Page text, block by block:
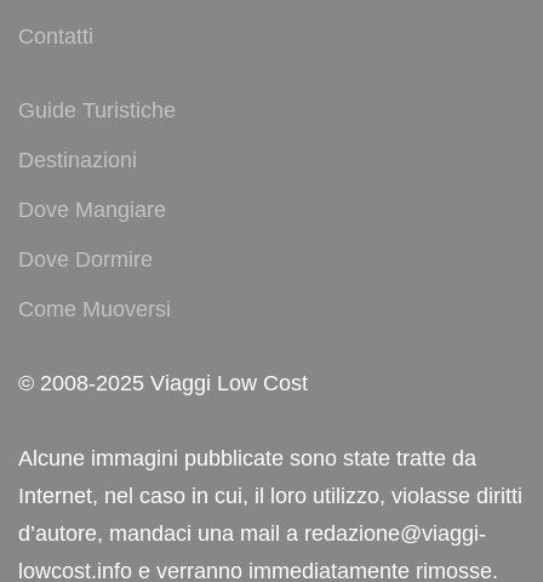
Contatti
Guide Turistiche
Destinazioni
Dove Mangiare
Dove Dormire
Come Muoversi
© 2008-2025 Viaggi Low Cost
Alcune immagini pubblicate sono state tratte da
Internet, nel caso in cui, il loro utilizzo, violasse diritti
d’autore, mandaci una mail a redazione@viaggi-
lowcost.info e verranno immediatamente rimosse.